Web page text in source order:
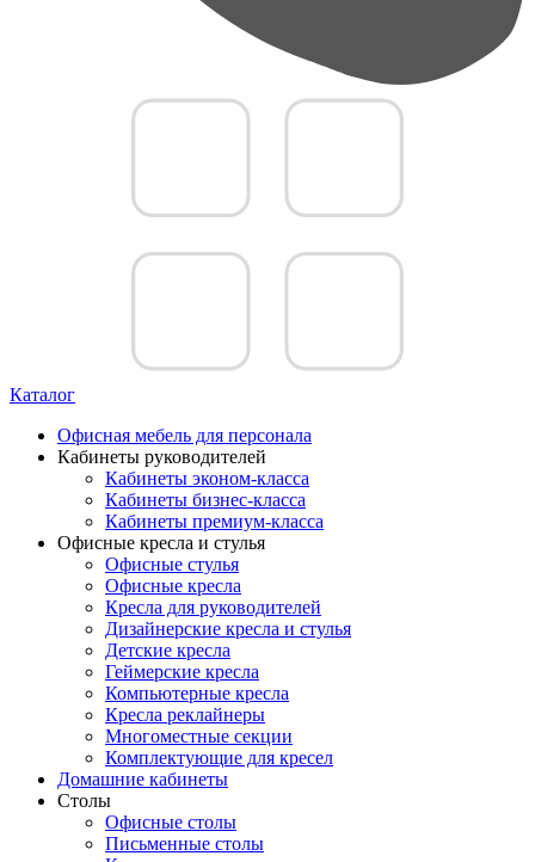
Каталог
Офисная мебель для персонала
Кабинеты руководителей
Кабинеты эконом-класса
Кабинеты бизнес-класса
Кабинеты премиум-класса
Офисные кресла и стулья
Офисные стулья
Офисные кресла
Кресла для руководителей
Дизайнерские кресла и стулья
Детские кресла
Геймерские кресла
Компьютерные кресла
Кресла реклайнеры
Многоместные секции
Комплектующие для кресел
Домашние кабинеты
Столы
Офисные столы
Письменные столы